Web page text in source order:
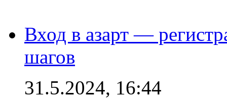
Вход в азарт —
шагов
31.5.2024, 16:44